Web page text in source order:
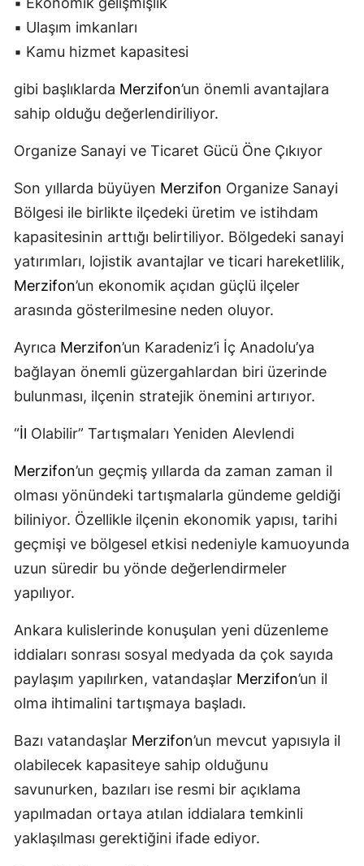
▪️ Ulaşım imkanları
▪️ Kamu hizmet kapasitesi
gibi başlıklarda Merzifon’un önemli avantajlara
sahip olduğu değerlendiriliyor.
Organize Sanayi ve Ticaret Gücü Öne Çıkıyor
Son yıllarda büyüyen Merzifon Organize Sanayi
Bölgesi ile birlikte ilçedeki üretim ve istihdam
kapasitesinin arttığı belirtiliyor. Bölgedeki sanayi
yatırımları, lojistik avantajlar ve ticari hareketlilik,
Merzifon’un ekonomik açıdan güçlü ilçeler
arasında gösterilmesine neden oluyor.
Ayrıca Merzifon’un Karadeniz’i İç Anadolu’ya
bağlayan önemli güzergahlardan biri üzerinde
bulunması, ilçenin stratejik önemini artırıyor.
“İl Olabilir” Tartışmaları Yeniden Alevlendi
Merzifon’un geçmiş yıllarda da zaman zaman il
olması yönündeki tartışmalarla gündeme geldiği
biliniyor. Özellikle ilçenin ekonomik yapısı, tarihi
geçmişi ve bölgesel etkisi nedeniyle kamuoyunda
uzun süredir bu yönde değerlendirmeler
yapılıyor.
Ankara kulislerinde konuşulan yeni düzenleme
iddiaları sonrası sosyal medyada da çok sayıda
paylaşım yapılırken, vatandaşlar Merzifon’un il
olma ihtimalini tartışmaya başladı.
Bazı vatandaşlar Merzifon’un mevcut yapısıyla il
olabilecek kapasiteye sahip olduğunu
savunurken, bazıları ise resmi bir açıklama
yapılmadan ortaya atılan iddialara temkinli
yaklaşılması gerektiğini ifade ediyor.